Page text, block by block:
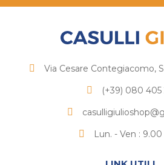
Via Cesare Contegiacomo,
(+39) 080 405
Lun. - Ven : 9.00